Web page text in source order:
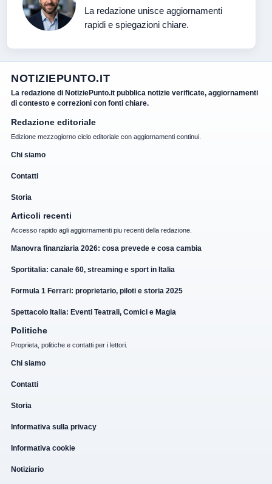
La redazione unisce aggiornamenti
rapidi e spiegazioni chiare.
NOTIZIEPUNTO.IT
La redazione di NotiziePunto.it pubblica notizie verificate, aggiornamenti
di contesto e correzioni con fonti chiare.
Redazione editoriale
Edizione mezzogiorno ciclo editoriale con aggiornamenti continui.
Chi siamo
Contatti
Storia
Articoli recenti
Accesso rapido agli aggiornamenti piu recenti della redazione.
Manovra finanziaria 2026: cosa prevede e cosa cambia
Sportitalia: canale 60, streaming e sport in Italia
Formula 1 Ferrari: proprietario, piloti e storia 2025
Spettacolo Italia: Eventi Teatrali, Comici e Magia
Politiche
Proprieta, politiche e contatti per i lettori.
Chi siamo
Contatti
Storia
Informativa sulla privacy
Informativa cookie
Notiziario